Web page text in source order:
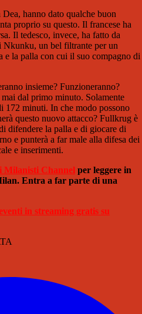
hanno dato qualche buon
proprio su questo. Il francese ha
Il tedesco, invece, ha fatto da
Nkunku, un bel filtrante per un
e la palla con cui il suo compagno di
insieme? Funzioneranno?
dal primo minuto. Solamente
172 minuti. In che modo possono
questo nuovo attacco? Fullkrug è
difendere la palla e di giocare di
e punterà a far male alla difesa dei
e inserimenti.
Milanisti Channel per leggere in
Entra a far parte di una
in streaming gratis su